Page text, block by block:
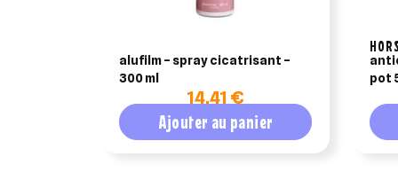
alufilm – spray cicatrisant –
300 ml
14,41 €
Ajouter au panier
pot